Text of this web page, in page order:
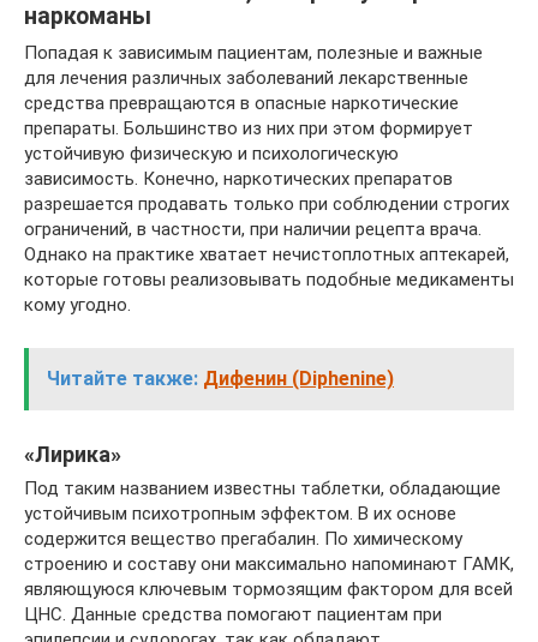
наркоманы
Попадая к зависимым пациентам, полезные и важные
для лечения различных заболеваний лекарственные
средства превращаются в опасные наркотические
препараты. Большинство из них при этом формирует
устойчивую физическую и психологическую
зависимость. Конечно, наркотических препаратов
разрешается продавать только при соблюдении строгих
ограничений, в частности, при наличии рецепта врача.
Однако на практике хватает нечистоплотных аптекарей,
которые готовы реализовывать подобные медикаменты
кому угодно.
Читайте также: Дифенин (Diphenine)
«Лирика»
Под таким названием известны таблетки, обладающие
устойчивым психотропным эффектом. В их основе
содержится вещество прегабалин. По химическому
строению и составу они максимально напоминают ГАМК,
являющуюся ключевым тормозящим фактором для всей
ЦНС. Данные средства помогают пациентам при